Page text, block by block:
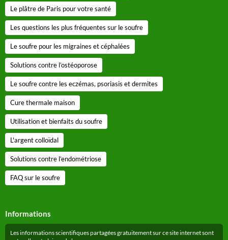
Le plâtre de Paris pour votre santé
Les questions les plus fréquentes sur le soufre
Le soufre pour les migraines et céphalées
Solutions contre l’ostéoporose
Le soufre contre les eczémas, psoriasis et dermites
Cure thermale maison
Utilisation et bienfaits du soufre
L'argent colloïdal
Solutions contre l’endométriose
FAQ sur le soufre
Informations
Les informations scientifiques partagées gratuitement sur ce site internet sont